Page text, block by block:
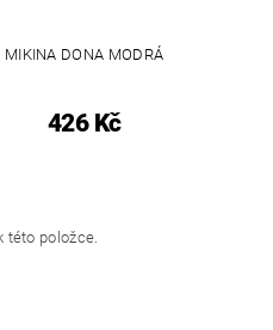
MIKINA DONA MODRÁ
426 Kč
této položce.